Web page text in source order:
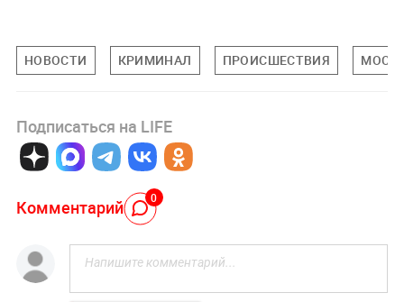
НОВОСТИ КРИМИНАЛ ПРОИСШЕСТВИЯ
Подписаться на LIFE
Комментарий 0